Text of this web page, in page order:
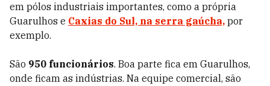
em pólos industriais importantes, como a própria
Guarulhos e Caxias do Sul, na serra gaúcha, por
exemplo.
São 950 funcionários. Boa parte fica em Guarulhos,
onde ficam as indústrias. Na equipe comercial, são